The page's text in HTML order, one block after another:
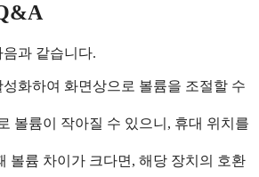
과 같습니다.
성화하여 화면상으로 볼륨을 조절할 수
볼륨이 작아질 수 있으니, 휴대 위치를
볼륨 차이가 크다면, 해당 장치의 호환